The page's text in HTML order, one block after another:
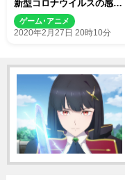
新型コロナウイルスの感染
拡大で
ゲーム･アニメ
2020年2月27日 20時10分